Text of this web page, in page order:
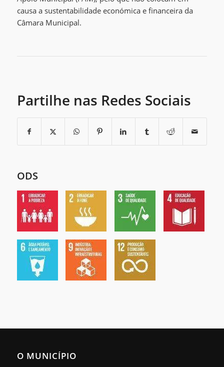
causa a sustentabilidade económica e financeira da
Câmara Municipal.
Partilhe nas Redes Sociais
ODS
O MUNICÍPIO